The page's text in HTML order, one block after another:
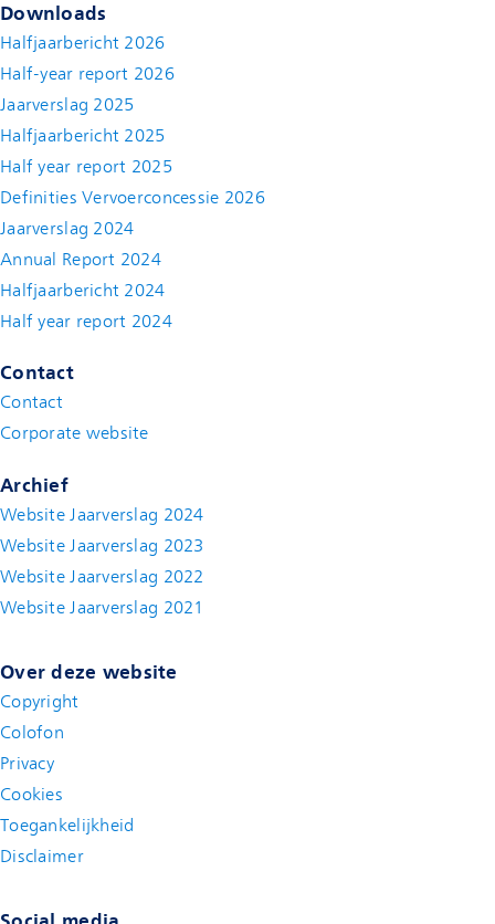
Downloads
Halfjaarbericht 2026
Half-year report 2026
Jaarverslag 2025
Halfjaarbericht 2025
Half year report 2025
Definities Vervoerconcessie 2026
Jaarverslag 2024
Annual Report 2024
Halfjaarbericht 2024
Half year report 2024(new window)
Contact
Contact(new window)
Corporate website
Archief
Website Jaarverslag 2024
Website Jaarverslag 2023
Website Jaarverslag 2022
Website Jaarverslag 2021
Over deze website
Copyright
Colofon
Privacy
Cookies
Toegankelijkheid
Disclaimer(new window)